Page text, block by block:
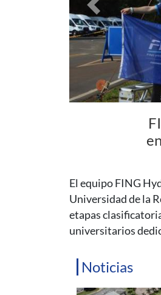
En esta charla, el
explicará qué se ha
horas.
Previous
Noticias